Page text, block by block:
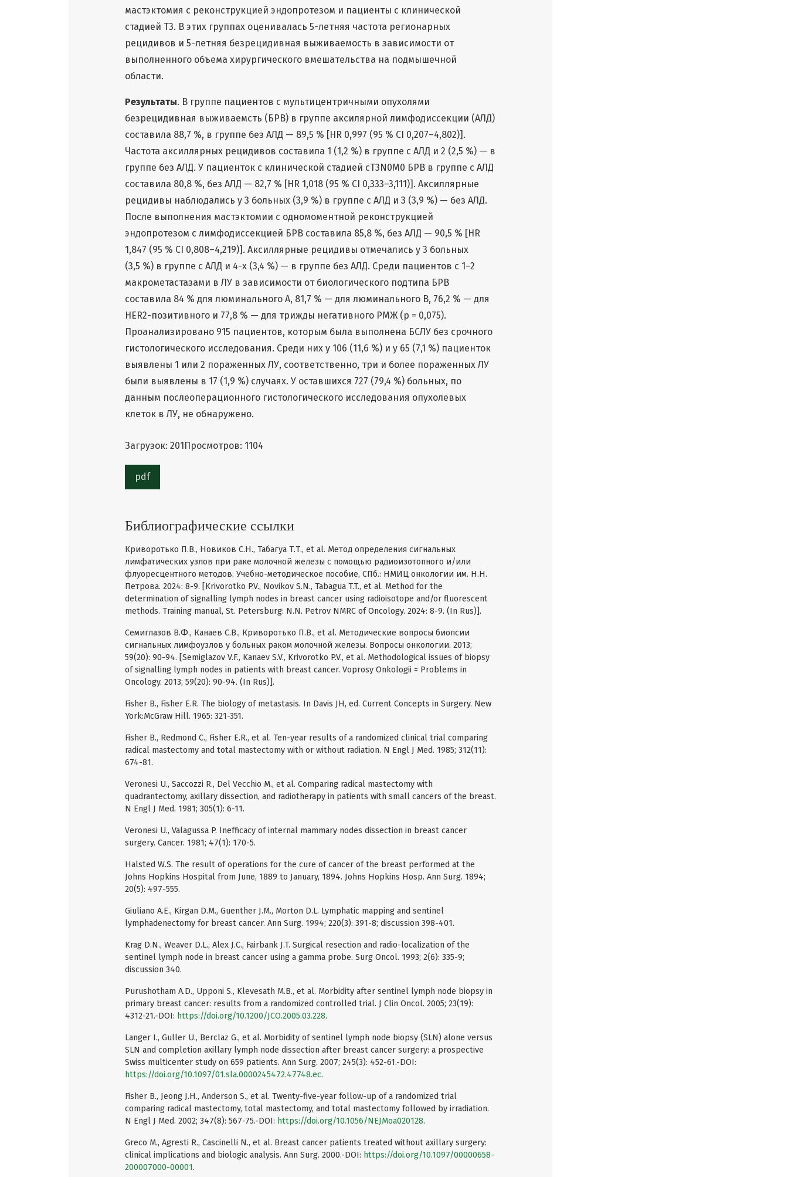
мастэктомия с реконструкцией эндопротезом и пациенты с клинической
стадией Т3. В этих группах оценивалась 5-летняя частота регионарных
рецидивов и 5-летняя безрецидивная выживаемость в зависимости от
выполненного объема хирургического вмешательства на подмышечной
области.
Результаты. В группе пациентов с мультицентричными опухолями
безрецидивная выживаемсть (БРВ) в группе аксилярной лимфодиссекции (АЛД)
составила 88,7 %, в группе без АЛД — 89,5 % [HR 0,997 (95 % CI 0,207–4,802)].
Частота аксиллярных рецидивов составила 1 (1,2 %) в группе с АЛД и 2 (2,5 %) — в
группе без АЛД. У пациенток с клинической стадией сT3N0M0 БРВ в группе с АЛД
составила 80,8 %, без АЛД — 82,7 % [HR 1,018 (95 % CI 0,333–3,111)]. Аксиллярные
рецидивы наблюдались у 3 больных (3,9 %) в группе с АЛД и 3 (3,9 %) — без АЛД.
После выполнения мастэктомии с одномоментной реконструкцией
эндопротезом с лимфодиссекцией БРВ составила 85,8 %, без АЛД — 90,5 % [HR
1,847 (95 % CI 0,808–4,219)]. Аксиллярные рецидивы отмечались у 3 больных
(3,5 %) в группе с АЛД и 4-х (3,4 %) — в группе без АЛД. Среди пациентов с 1–2
макрометастазами в ЛУ в зависимости от биологического подтипа БРВ
составила 84 % для люминального А, 81,7 % — для люминального В, 76,2 % — для
HER2-позитивного и 77,8 % — для трижды негативного РМЖ (p = 0,075).
Проанализировано 915 пациентов, которым была выполнена БСЛУ без срочного
гистологического исследования. Среди них у 106 (11,6 %) и у 65 (7,1 %) пациенток
выявлены 1 или 2 пораженных ЛУ, соответственно, три и более пораженных ЛУ
были выявлены в 17 (1,9 %) случаях. У оставшихся 727 (79,4 %) больных, по
данным послеоперационного гистологического исследования опухолевых
клеток в ЛУ, не обнаружено.
Загрузок: 201Просмотров: 1104
pdf
Библиографические ссылки
Криворотько П.В., Новиков С.Н., Табагуа Т.Т., et al. Метод определения сигнальных
лимфатических узлов при раке молочной железы с помощью радиоизотопного и/или
флуоресцентного методов. Учебно-методическое пособие, СПб.: НМИЦ онкологии им. Н.Н.
Петрова. 2024: 8-9. [Krivorotko P.V., Novikov S.N., Tabagua T.T., et al. Method for the
determination of signalling lymph nodes in breast cancer using radioisotope and/or fluorescent
methods. Training manual, St. Petersburg: N.N. Petrov NMRC of Oncology. 2024: 8-9. (In Rus)].
Семиглазов В.Ф., Канаев С.В., Криворотько П.В., et al. Методические вопросы биопсии
сигнальных лимфоузлов у больных раком молочной железы. Вопросы онкологии. 2013;
59(20): 90-94. [Semiglazov V.F., Kanaev S.V., Krivorotko P.V., et al. Methodological issues of biopsy
of signalling lymph nodes in patients with breast cancer. Voprosy Onkologii = Problems in
Oncology. 2013; 59(20): 90-94. (In Rus)].
Fisher B., Fisher E.R. The biology of metastasis. In Davis JH, ed. Current Concepts in Surgery. New
York:McGraw Hill. 1965: 321-351.
Fisher B., Redmond C., Fisher E.R., et al. Ten-year results of a randomized clinical trial comparing
radical mastectomy and total mastectomy with or without radiation. N Engl J Med. 1985; 312(11):
674-81.
Veronesi U., Saccozzi R., Del Vecchio M., et al. Comparing radical mastectomy with
quadrantectomy, axillary dissection, and radiotherapy in patients with small cancers of the breast.
N Engl J Med. 1981; 305(1): 6-11.
Veronesi U., Valagussa P. Inefficacy of internal mammary nodes dissection in breast cancer
surgery. Cancer. 1981; 47(1): 170-5.
Halsted W.S. The result of operations for the cure of cancer of the breast performed at the
Johns Hopkins Hospital from June, 1889 to January, 1894. Johns Hopkins Hosp. Ann Surg. 1894;
20(5): 497-555.
Giuliano A.E., Kirgan D.M., Guenther J.M., Morton D.L. Lymphatic mapping and sentinel
lymphadenectomy for breast cancer. Ann Surg. 1994; 220(3): 391-8; discussion 398-401.
Krag D.N., Weaver D.L., Alex J.C., Fairbank J.T. Surgical resection and radio-localization of the
sentinel lymph node in breast cancer using a gamma probe. Surg Oncol. 1993; 2(6): 335-9;
discussion 340.
Purushotham A.D., Upponi S., Klevesath M.B., et al. Morbidity after sentinel lymph node biopsy in
primary breast cancer: results from a randomized controlled trial. J Clin Oncol. 2005; 23(19):
4312-21.-DOI: https://doi.org/10.1200/JCO.2005.03.228.
Langer I., Guller U., Berclaz G., et al. Morbidity of sentinel lymph node biopsy (SLN) alone versus
SLN and completion axillary lymph node dissection after breast cancer surgery: a prospective
Swiss multicenter study on 659 patients. Ann Surg. 2007; 245(3): 452-61.-DOI:
https://doi.org/10.1097/01.sla.0000245472.47748.ec.
Fisher B., Jeong J.H., Anderson S., et al. Twenty-five-year follow-up of a randomized trial
comparing radical mastectomy, total mastectomy, and total mastectomy followed by irradiation.
N Engl J Med. 2002; 347(8): 567-75.-DOI: https://doi.org/10.1056/NEJMoa020128.
Greco M., Agresti R., Cascinelli N., et al. Breast cancer patients treated without axillary surgery:
clinical implications and biologic analysis. Ann Surg. 2000.-DOI: https://doi.org/10.1097/00000658-
200007000-00001.